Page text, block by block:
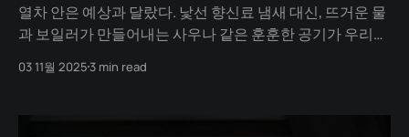
열차 안은 예상과 달랐다. 낯선 향신료 냄새 대신, 뜨거운 물
과 보일러가 만들어내는 사우나 같은 훈훈한 공기가 우리를
받을 수 있었다. 창밖은 온통 하얀 눈뿐이었다. 소리도, 거리
03 11월 20253 min read